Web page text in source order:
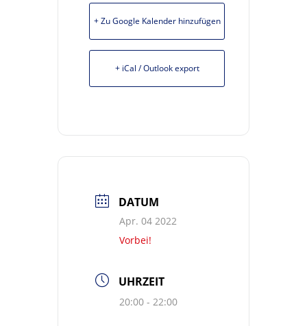
+ Zu Google Kalender hinzufügen
+ iCal / Outlook export
DATUM
Apr. 04 2022
Vorbei!
UHRZEIT
20:00 - 22:00